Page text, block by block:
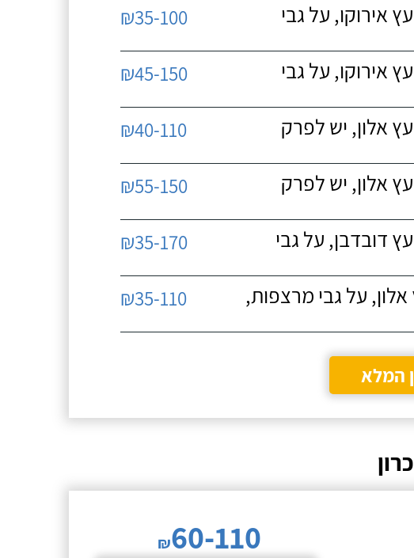
על גבי
₪35-100
על גבי
₪45-150
אלון, יש לפרק
₪40-110
אלון, יש לפרק
₪55-150
דובדבן, על גבי
₪35-170
על גבי מרצפות,
₪35-110
המלא
₪60-110